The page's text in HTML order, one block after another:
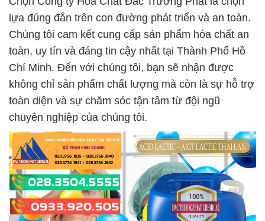
lựa đúng đắn trên con đường phát triển và an toàn.
Chúng tôi cam kết cung cấp sản phẩm hóa chất an
toàn, uy tín và đáng tin cậy nhất tại Thành Phố Hồ
Chí Minh. Đến với chúng tôi, bạn sẽ nhận được
không chỉ sản phẩm chất lượng mà còn là sự hỗ trợ
toàn diện và sự chăm sóc tận tâm từ đội ngũ
chuyên nghiệp của chúng tôi.